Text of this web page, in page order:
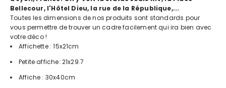
Bellecour, l'Hôtel Dieu, la rue de la République,...
Toutes les dimensions de nos produits sont standards pour
vous permettre de trouver un cadre facilement qui ira bien avec
votre déco !
Affichette : 15x21cm
Petite affiche: 21x29.7
Affiche : 30x40cm